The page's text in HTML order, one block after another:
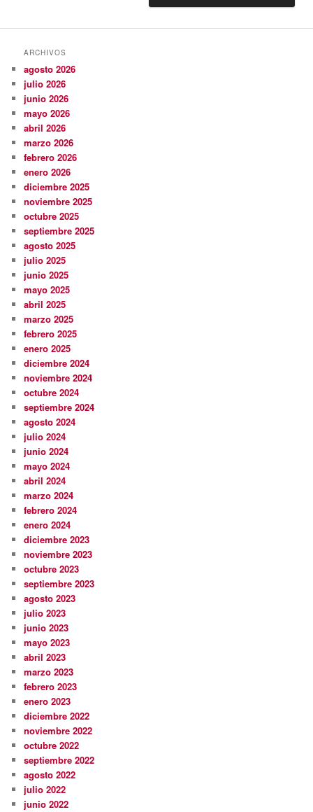
ARCHIVOS
agosto 2026
julio 2026
junio 2026
mayo 2026
abril 2026
marzo 2026
febrero 2026
enero 2026
diciembre 2025
noviembre 2025
octubre 2025
septiembre 2025
agosto 2025
julio 2025
junio 2025
mayo 2025
abril 2025
marzo 2025
febrero 2025
enero 2025
diciembre 2024
noviembre 2024
octubre 2024
septiembre 2024
agosto 2024
julio 2024
junio 2024
mayo 2024
abril 2024
marzo 2024
febrero 2024
enero 2024
diciembre 2023
noviembre 2023
octubre 2023
septiembre 2023
agosto 2023
julio 2023
junio 2023
mayo 2023
abril 2023
marzo 2023
febrero 2023
enero 2023
diciembre 2022
noviembre 2022
octubre 2022
septiembre 2022
agosto 2022
julio 2022
junio 2022